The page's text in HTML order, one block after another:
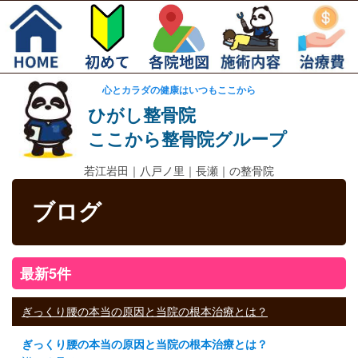
心とカラダの健康はいつもここから
ひがし整骨院
ここから整骨院グループ
若江岩田｜ 八戸ノ里｜長瀬｜の整骨院
ブログ
最新5件
ぎっくり腰の本当の原因と当院の根本治療とは？
ぎっくり腰の本当の原因と当院の根本治療とは？